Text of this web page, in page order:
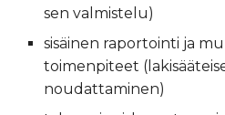
sen valmistelu)
sisäinen raportointi ja
toimenpiteet
noudattaminen)